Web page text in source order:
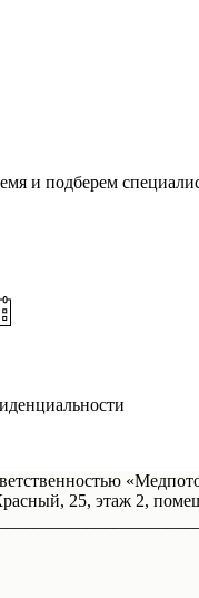
и подберем
25, этаж 2,